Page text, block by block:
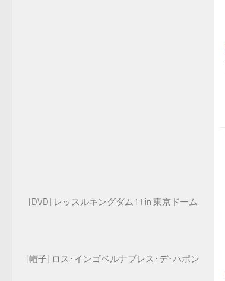
[DVD] レッスルキングダム11 in 東京ドーム
[帽子] ロス･インゴベルナブレス･デ･ハポン